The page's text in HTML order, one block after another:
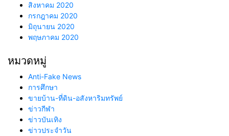
สิงหาคม 2020
กรกฎาคม 2020
มิถุนายน 2020
พฤษภาคม 2020
หมวดหมู่
Anti-Fake News
การศึกษา
ขายบ้าน-ที่ดิน-อสังหาริมทรัพย์
ข่าวกีฬา
ข่าวบันเทิง
ข่าวประจำวัน